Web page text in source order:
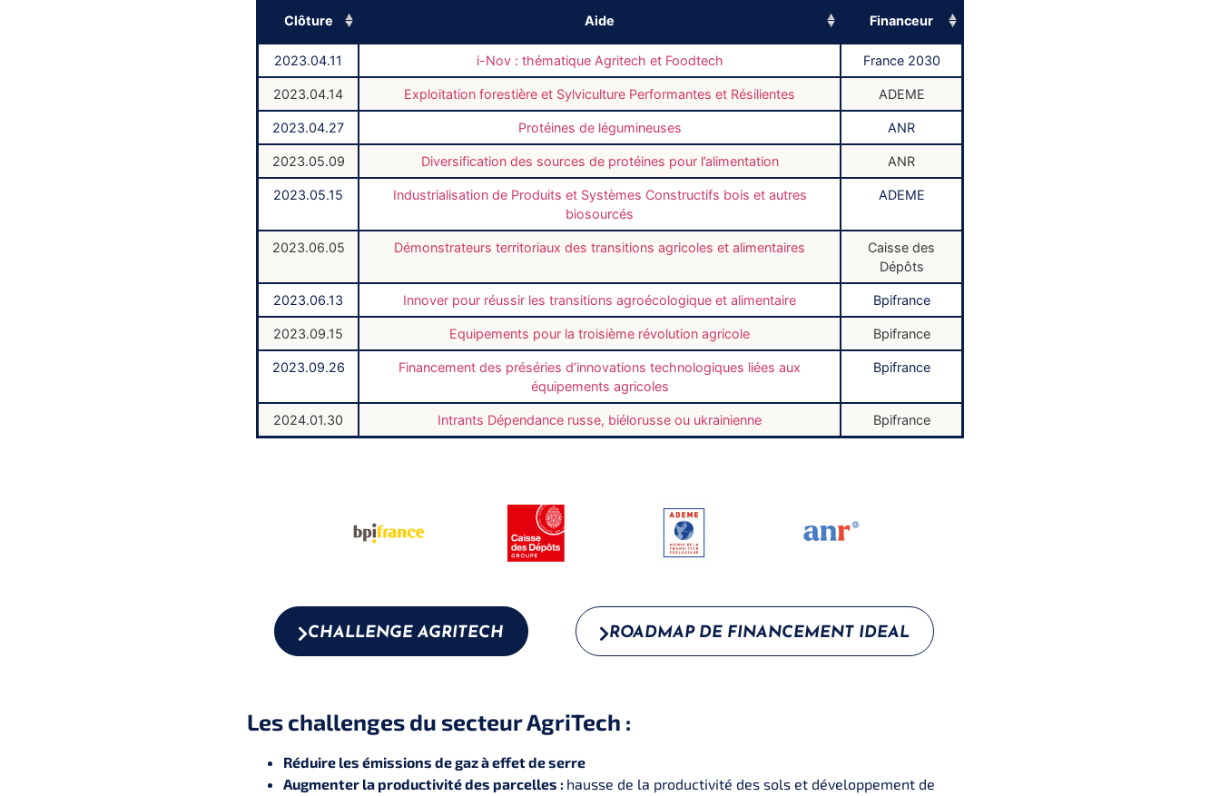
Clôture Aide Financeur
2023.04.11 i-Nov : thématique Agritech et Foodtech France 2030
2023.04.14 Exploitation forestière et Sylviculture Performantes et Résilientes ADEME
2023.04.27 Protéines de légumineuses ANR
2023.05.09 Diversification des sources de protéines pour l’alimentation ANR
2023.05.15
Industrialisation de Produits et Systèmes Constructifs bois et autres
biosourcés
ADEME
2023.06.05 Démonstrateurs territoriaux des transitions agricoles et alimentaires
Caisse des
Dépôts
2023.06.13 Innover pour réussir les transitions agroécologique et alimentaire Bpifrance
2023.09.15 Equipements pour la troisième révolution agricole Bpifrance
2023.09.26
Financement des préséries d’innovations technologiques liées aux
équipements agricoles
Bpifrance
2024.01.30 Intrants Dépendance russe, biélorusse ou ukrainienne Bpifrance
CHALLENGE AGRITECH ROADMAP DE FINANCEMENT IDEAL
Les challenges du secteur AgriTech :
Réduire les émissions de gaz à effet de serre
Augmenter la productivité des parcelles : hausse de la productivité des sols et développement de